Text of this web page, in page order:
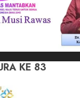
KE 83